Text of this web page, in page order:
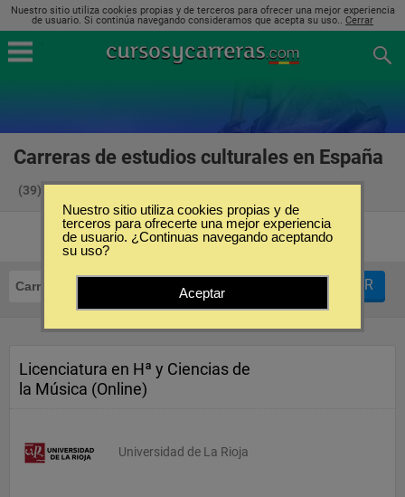
Nuestro sitio utiliza cookies propias y de terceros para ofrecer una mejor experiencia
de usuario. Si continúa navegando consideramos que acepta su uso.. Cerrar
Carreras de estudios culturales en España
(39)
Carreras Estudios Culturales FILTRAR
Licenciatura en Hª y Ciencias de
la Música (Online)
Universidad de La Rioja
Nuestro sitio utiliza cookies propias y de
terceros para ofrecerte una mejor experiencia
de usuario. ¿Continuas navegando aceptando
su uso?
Aceptar